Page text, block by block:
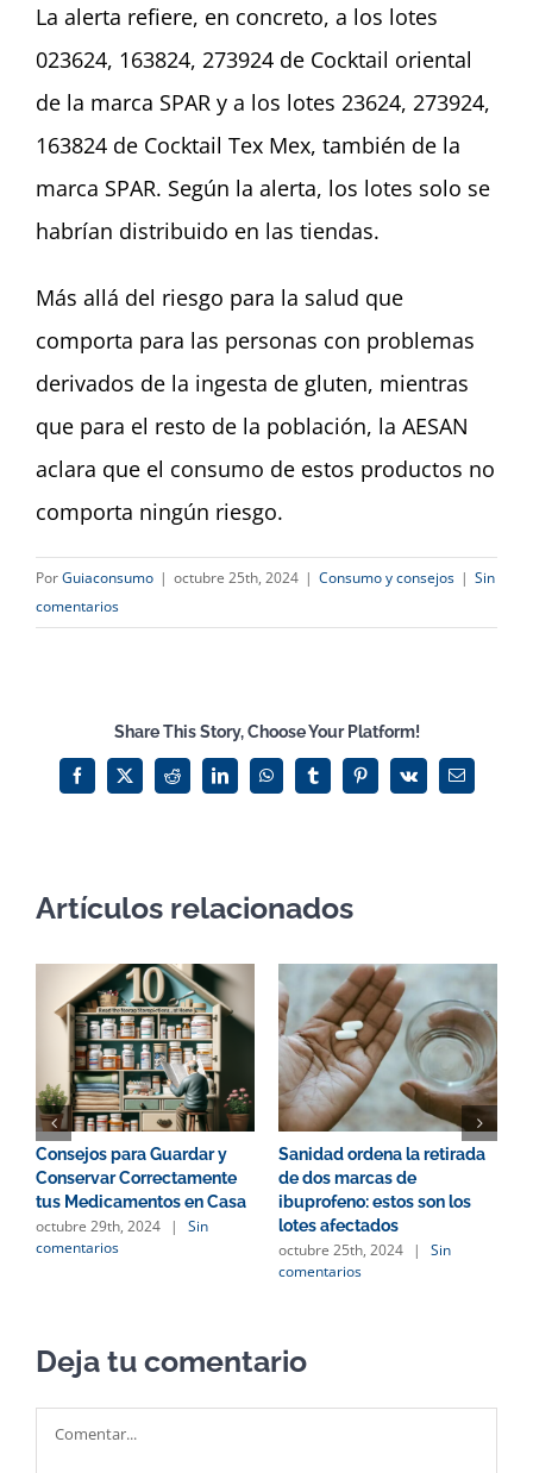
La alerta refiere, en concreto, a los lotes
023624, 163824, 273924 de Cocktail oriental
de la marca SPAR y a los lotes 23624, 273924,
163824 de Cocktail Tex Mex, también de la
marca SPAR. Según la alerta, los lotes solo se
habrían distribuido en las tiendas.
Más allá del riesgo para la salud que
comporta para las personas con problemas
derivados de la ingesta de gluten, mientras
que para el resto de la población, la AESAN
aclara que el consumo de estos productos no
comporta ningún riesgo.
PorGuiaconsumo | octubre 25th, 2024 | Consumo y consejos | Sin
comentarios
Share This Story, Choose Your Platform!
Facebook
X Reddit LinkedInWhatsAppTumblrPinterest
Vk
Correo
electrónico
Artículos relacionados
Consejos para Guardar y
Conservar Correctamente
tus Medicamentos en Casa
octubre 29th, 2024 |
Sin
comentarios
Sanidad ordena la retirada
de dos marcas de
ibuprofeno: estos son los
lotes afectados
octubre 25th, 2024 |
Sin
comentarios
Deja tu comentario